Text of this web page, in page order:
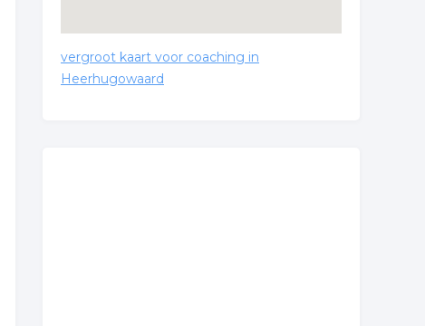
vergroot kaart voor coaching in
Heerhugowaard